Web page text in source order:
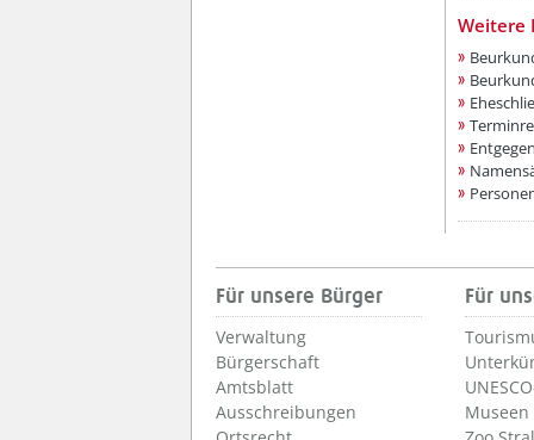
???
Weitere
Für unsere Bürger
Verwaltung
Bürgerschaft
Amtsblatt
Ausschreibungen
Für
Museen